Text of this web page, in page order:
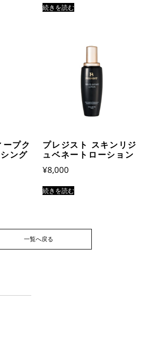
続きを読む
プク
ング
プレジスト スキンリジ
ュベネートローション
¥8,000
続きを読む
一覧へ戻る